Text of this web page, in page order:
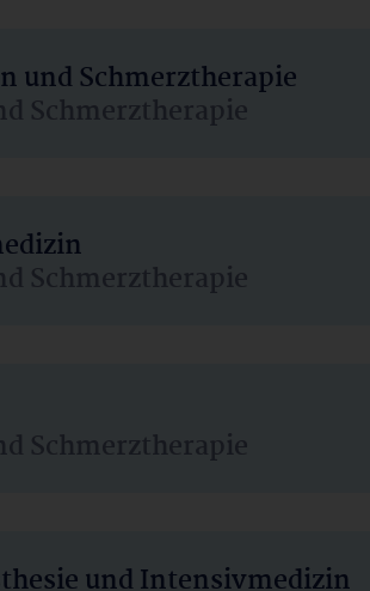
und Schmerztherapie
Schmerztherapie
Schmerztherapie
Schmerztherapie
und Intensivmedizin